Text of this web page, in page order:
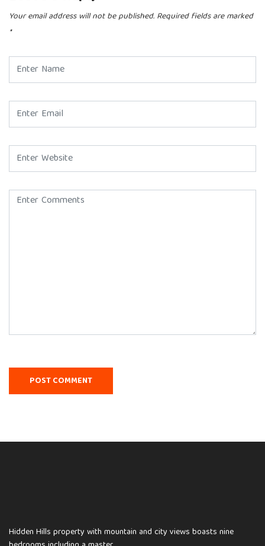
Your email address will not be published. Required fields are marked
*
Hidden Hills property with mountain and city views boasts nine